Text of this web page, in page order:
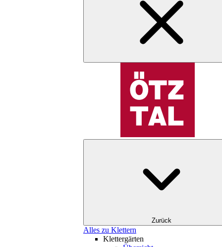
Zurück
Alles zu Klettern
Klettergärten